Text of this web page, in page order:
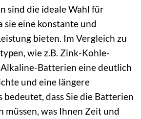
sind die ideale Wahl für
sie eine konstante und
bieten. Im Vergleich zu
wie z.B. Zink-Kohle-
Batterien eine deutlich
und eine längere
bedeutet, dass Sie die Batterien
müssen, was Ihnen Zeit und